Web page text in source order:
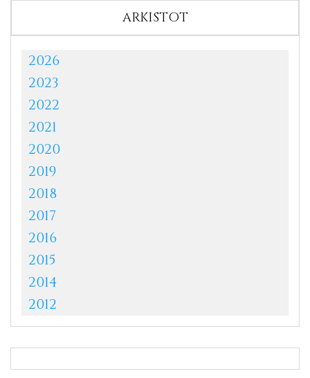
ARKISTOT
2026
2023
2022
2021
2020
2019
2018
2017
2016
2015
2014
2012